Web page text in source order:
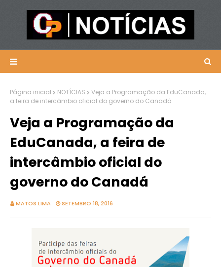
Página inicial NOTÍCIAS
Veja a Programação da EduCanada,
a feira de intercâmbio oficial do governo do Canadá
Veja a Programação da
EduCanada, a feira de
intercâmbio oficial do
governo do Canadá
MATOS LIMA SETEMBRO 18, 2016